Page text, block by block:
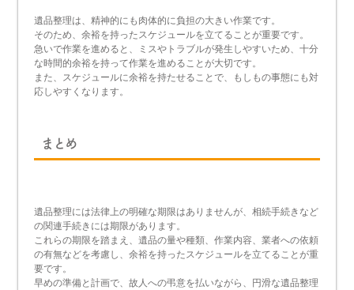
遺品整理は、精神的にも肉体的に負担の大きい作業です。
そのため、余裕を持ったスケジュールを立てることが重要です。
急いで作業を進めると、ミスやトラブルが発生しやすいため、十分
な時間的余裕を持って作業を進めることが大切です。
また、スケジュールに余裕を持たせることで、もしもの事態にも対
応しやすくなります。
まとめ
遺品整理には法律上の明確な期限はありませんが、相続手続きなど
の関連手続きには期限があります。
これらの期限を踏まえ、遺品の量や種類、作業内容、業者への依頼
の有無などを考慮し、余裕を持ったスケジュールを立てることが重
要です。
早めの準備と計画で、故人への弔意を払いながら、円滑な遺品整理